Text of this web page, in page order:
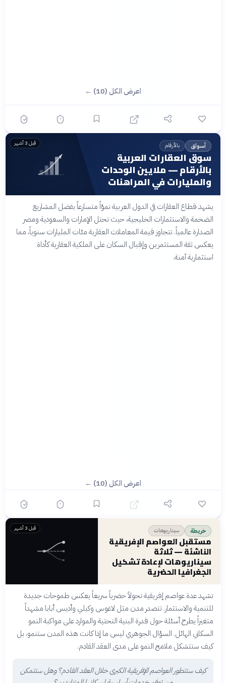
اعرض الكل (10) ←
أسواق بالأرقام
سوق العقارات العربية
بالأرقام — ملايين الوحدات
والمليارات في المراهنات
قبل 3 أشهر
يشهد قطاع العقارات في الدول العربية نموّاً متسارعاً بفضل المشاريع
الضخمة والاستثمارات الخليجية، حيث تحتل الإمارات والسعودية ومصر
الصدارة عالمياً. تتجاوز قيمة المعاملات العقارية مئات المليارات سنوياً، مما
يعكس ثقة المستثمرين وإقبال السكان على الملكية العقارية كأداة
استثمارية آمنة.
اعرض الكل (10) ←
خريطة سيناريوهات
مستقبل العواصم الإفريقية
الناشئة — ثلاثة
سيناريوهات لإعادة تشكيل
الجغرافيا الحضرية
قبل 3 أشهر
تشهد عدة عواصم إفريقية تحولاً حضرياً سريعاً يعكس طموحات جديدة
للتنمية والاستثمار. تتصدر مدن مثل لاغوس وكيلي وأديس أبابا مشهداً
متغيراً يطرح أسئلة حول قدرة البنية التحتية والموارد على مواكبة النمو
السكاني الهائل. السؤال الجوهري ليس ما إذا كانت هذه المدن ستنمو، بل
كيف ستتشكل ملامح النمو على مدى العقد القادم.
كيف ستتطور العواصم الإفريقية الكبرى خلال العقد القادم؟ وهل ستتمكن